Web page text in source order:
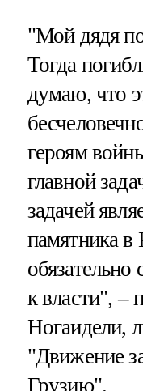
"Мой дядя
Тогда
думаю, что
героям
главной
задачей
памятника
обязательно
к власти", –
Ногаидели,
"Движение
Грузию".